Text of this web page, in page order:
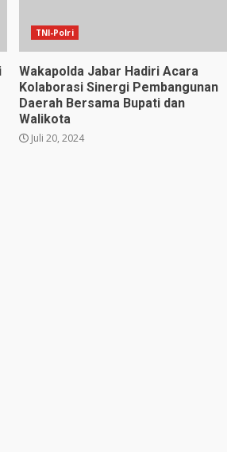
TNI-Polri
Wakapolda Jabar Hadiri Acara
Kolaborasi Sinergi Pembangunan
Daerah Bersama Bupati dan
Walikota
Juli 20, 2024